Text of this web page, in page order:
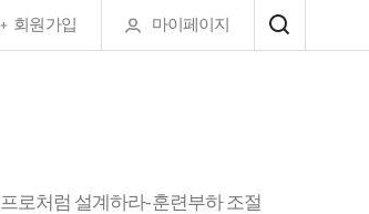
회원가입 마이페이지
프로처럼 설계하라-훈련부하 조절